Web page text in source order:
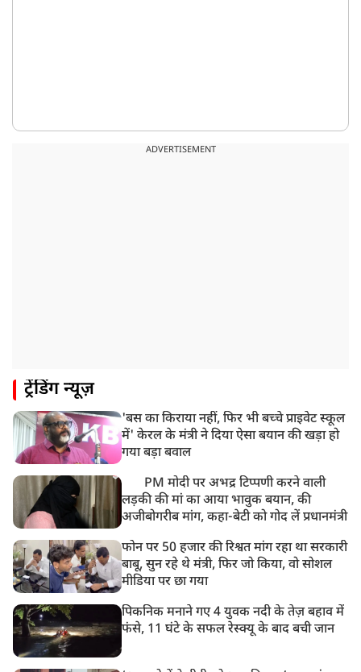
ADVERTISEMENT
ट्रेंडिंग न्यूज़
'बस का किराया नहीं, फिर भी बच्चे प्राइवेट स्कूल
में' केरल के मंत्री ने दिया ऐसा बयान की खड़ा हो
गया बड़ा बवाल
PM मोदी पर अभद्र टिप्पणी करने वाली
लड़की की मां का आया भावुक बयान, की
अजीबोगरीब मांग, कहा-बेटी को गोद लें प्रधानमंत्री
फोन पर 50 हजार की रिश्वत मांग रहा था सरकारी
बाबू, सुन रहे थे मंत्री, फिर जो किया, वो सोशल
मीडिया पर छा गया
पिकनिक मनाने गए 4 युवक नदी के तेज़ बहाव में
फंसे, 11 घंटे के सफल रेस्क्यू के बाद बची जान